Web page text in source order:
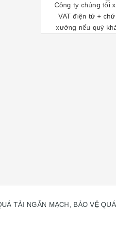
Công ty chúng tôi
VAT điện tử +
xưởng nếu quý
TẢI NGẮN MẠCH, BẢO VỆ